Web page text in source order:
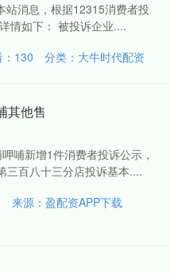
站消息，根据12315消费者投
情如下： 被投诉企业....
130 分类： 大牛时代配资
其他售
哺新增1件消费者投诉公示，
三百八十三分店投诉基本....
来源：盈配资APP下载